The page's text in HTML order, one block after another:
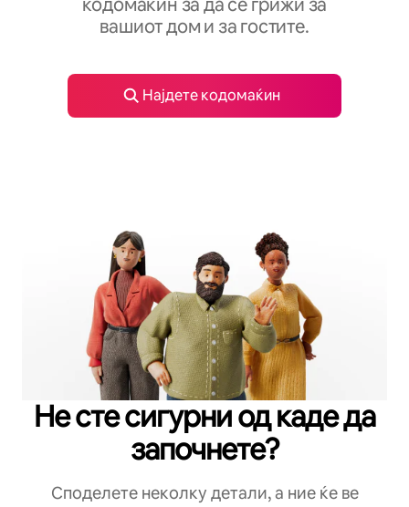
вашиот дом и за гостите.
Најдете кодомаќин
Не сте сигурни од каде да
започнете?
Споделете неколку детали, а ние ќе ве